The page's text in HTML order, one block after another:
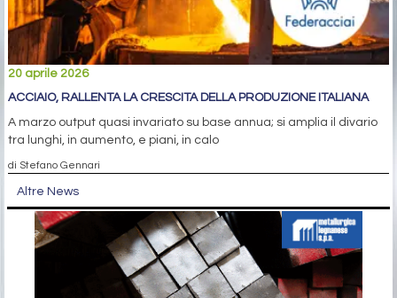
20 aprile 2026
ACCIAIO, RALLENTA LA CRESCITA DELLA PRODUZIONE ITALIANA
A marzo output quasi invariato su base annua; si amplia il divario
tra lunghi, in aumento, e piani, in calo
di Stefano Gennari
Altre News